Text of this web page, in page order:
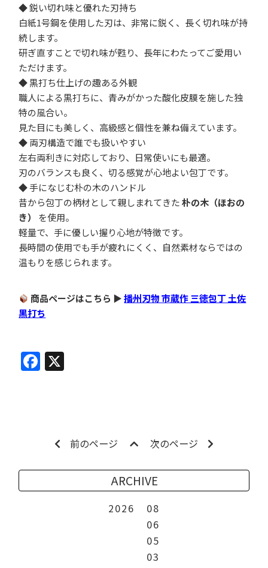
◆ 鋭い切れ味と優れた刃持ち
白紙1号鋼を使用した刃は、非常に鋭く、長く切れ味が持
続します。
研ぎ直すことで切れ味が甦り、長年にわたってご愛用い
ただけます。
◆ 黒打ち仕上げの趣ある外観
職人による黒打ちに、青みがかった酸化皮膜を施した独
特の風合い。
見た目にも美しく、高級感と個性を兼ね備えています。
◆ 両刃構造で誰でも扱いやすい
左右両利きに対応しており、日常使いにも最適。
刃のバランスも良く、切る感覚が心地よい包丁です。
◆ 手になじむ朴の木のハンドル
昔から包丁の柄材として親しまれてきた朴の木（ほおの
き）
を使用。
軽量で、手に優しい握り心地が特徴です。
長時間の使用でも手が疲れにくく、自然素材ならではの
温もりを感じられます。
商品ページはこちら ▶播州刃物 市蔵作 三徳包丁 土佐
黒打ち
Facebook
前のページ 次のページ
ARCHIVE
2026
08
06
05
03